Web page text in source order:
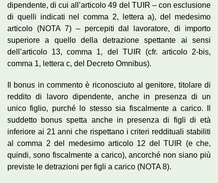
dipendente, di cui all’articolo 49 del TUIR – con esclusione
di quelli indicati nel comma 2, lettera a), del medesimo
articolo (NOTA 7) – percepiti dal lavoratore, di importo
superiore a quello della detrazione spettante ai sensi
dell’articolo 13, comma 1, del TUIR (cfr. articolo 2-bis,
comma 1, lettera c, del Decreto Omnibus).
Il bonus in commento è riconosciuto al genitore, titolare di
reddito di lavoro dipendente, anche in presenza di un
unico figlio, purché lo stesso sia fiscalmente a carico. Il
suddetto bonus spetta anche in presenza di figli di età
inferiore ai 21 anni che rispettano i criteri reddituali stabiliti
al comma 2 del medesimo articolo 12 del TUIR (e che,
quindi, sono fiscalmente a carico), ancorché non siano più
previste le detrazioni per figli a carico (NOTA 8).